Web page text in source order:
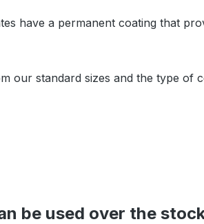
have a permanent coating that
our standard sizes and the type of
be used over the